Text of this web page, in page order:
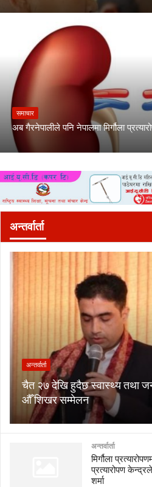
समाचार
अब गैरनेपालीले पनि नेपालमा मिर्गौला
अन्तर्वार्ता
अन्तर्वार्ता
चैत २७ देखि हुदैछ स्वास्थ्य तथा
औँ शिखर सम्मेलन
अन्तर्वार्ता
मिर्गौला
प्रत्यारोपण
शर्मा